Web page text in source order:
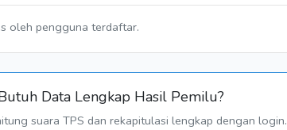
oleh pengguna terdaftar.
Data Lengkap Hasil Pemilu?
suara TPS dan rekapitulasi lengkap dengan login.